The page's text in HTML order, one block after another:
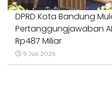
DPRD Kota Bandung
Pertanggungjawaban
Rp487 Miliar
9 Juli 2026